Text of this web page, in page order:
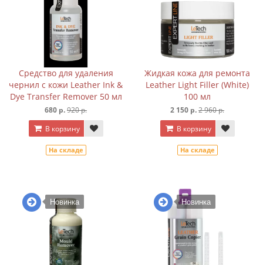
Средство для удаления
чернил с кожи Leather Ink &
Dye Transfer Remover 50 мл
680 р.920 р.
В корзину
На складе
Жидкая кожа для ремонта
Leather Light Filler (White)
100 мл
2 150 р.2 960 р.
В корзину
На складе
Новинка Новинка